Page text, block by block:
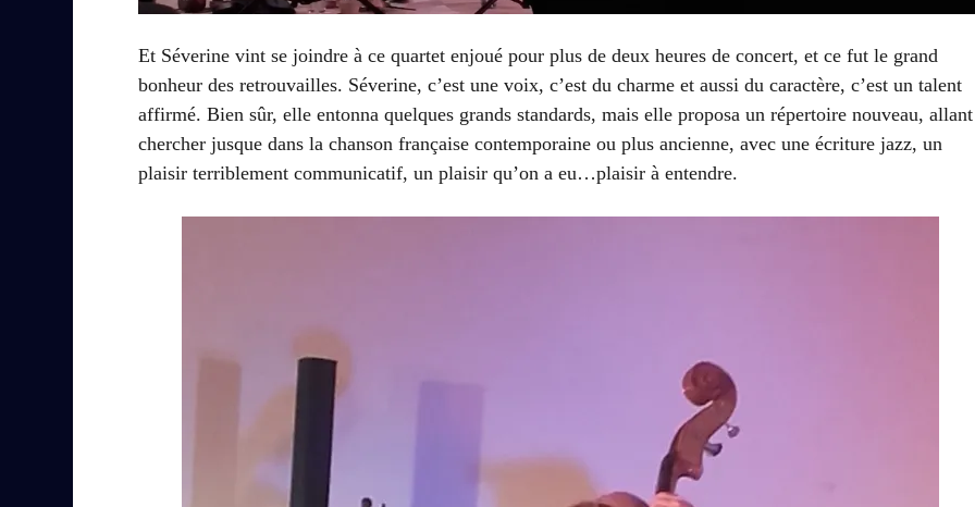
Et Séverine vint se joindre à ce quartet enjoué pour plus de deux heures de concert, et ce fut le grand
bonheur des retrouvailles. Séverine, c’est une voix, c’est du charme et aussi du caractère, c’est un talent
affirmé. Bien sûr, elle entonna quelques grands standards, mais elle proposa un répertoire nouveau, allant
chercher jusque dans la chanson française contemporaine ou plus ancienne, avec une écriture jazz, un
plaisir terriblement communicatif, un plaisir qu’on a eu…plaisir à entendre.